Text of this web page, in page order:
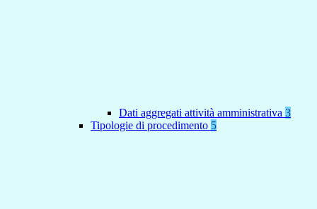
Dati aggregati attività amministrativa 3
Tipologie di procedimento 5